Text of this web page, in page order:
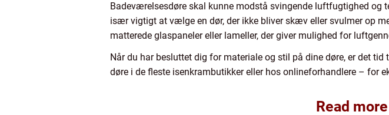
Badeværelsesdøre skal kunne modstå svingende luftfugtighed
især vigtigt at vælge en dør, der ikke bliver skæv eller svulmer op
matterede glaspaneler eller lameller, der giver mulighed for
Når du har besluttet dig for materiale og stil på dine døre, er det
døre i de fleste isenkrambutikker eller hos onlineforhandlere – for
Read